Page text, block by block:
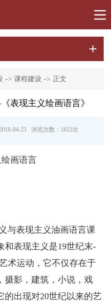
-> 课程建设 -> 正文
表现主义绘画语言》
04-23 浏览次数： 1822次
画语言
与表现主义油画语言课
和表现主义是19世纪末-
术运动，它不仅存在于
摄影，建筑，小说，戏
的出现对20世纪以来的艺